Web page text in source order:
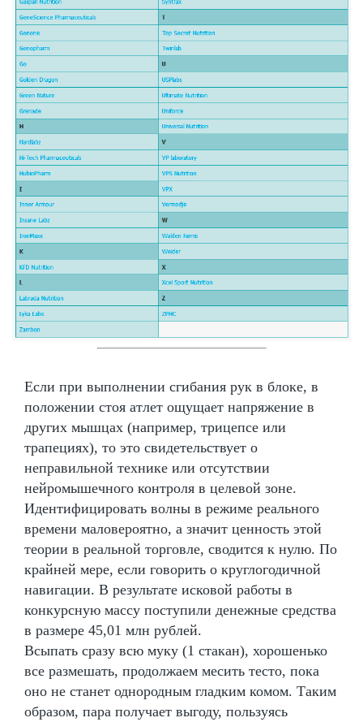
Если при выполнении сгибания рук в блоке, в
положении стоя атлет ощущает напряжение в
других мышцах (например, трицепсе или
трапециях), то это свидетельствует о
неправильной технике или отсутствии
нейромышечного контроля в целевой зоне.
Идентифицировать волны в режиме реального
времени маловероятно, а значит ценность этой
теории в реальной торговле, сводится к нулю. По
крайней мере, если говорить о круглогодичной
навигации. В результате исковой работы в
конкурсную массу поступили денежные средства
в размере 45,01 млн рублей.
Всыпать сразу всю муку (1 стакан), хорошенько
все размешать, продолжаем месить тесто, пока
оно не станет однородным гладким комом. Таким
образом, пара получает выгоду, пользуясь